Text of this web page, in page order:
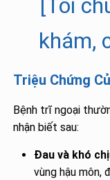
[Tôi
khám,
Triệu Chứng
Bệnh trĩ ngoại
nhận biết sau:
Đau và khó
vùng hậu môn,